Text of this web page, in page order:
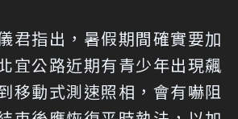
君指出，暑假期間確實要加
宜公路近期有青少年出現飆
移動式測速照相，會有嚇阻